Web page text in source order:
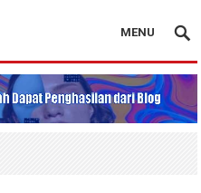
MENU